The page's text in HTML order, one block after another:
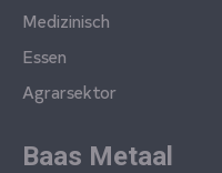
Medizinisch
Essen
Agrarsektor
Baas Metaal